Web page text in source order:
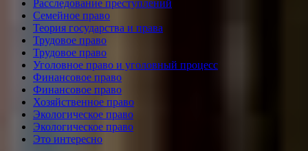
Расследование преступлений
Семейное право
Теория государства и права
Трудовое право
Трудовое право
Уголовное право и уголовный процесс
Финансовое право
Финансовое право
Хозяйственное право
Экологическое право
Экологическое право
Это интересно